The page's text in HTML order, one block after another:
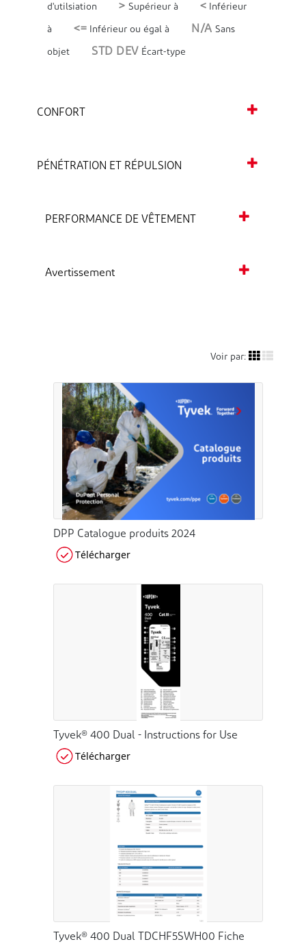
d'utilsiation > Supérieur à < Inférieur
à <= Inférieur ou égal à N/A Sans
objet STD DEV Écart-type
CONFORT
PÉNÉTRATION ET RÉPULSION
PERFORMANCE DE VÊTEMENT
Avertissement
Voir par:
DPP Catalogue produits 2024
Télécharger
Tyvek® 400 Dual - Instructions for Use
Télécharger
Tyvek® 400 Dual TDCHF5SWH00 Fiche